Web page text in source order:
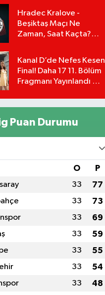
Hradec Kralove -
Beşiktaş Maçı Ne
Zaman, Saat Kaçta?
Detayları!
Kanal D’de Nefes Kesen
Final! Daha 17 11. Bölüm
Fragmanı Yayınlandı Mı?
Puan Durumu
O P
33 77
33 73
33 69
33 59
33 55
33 54
33 48